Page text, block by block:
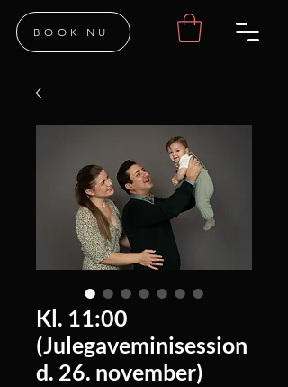
BOOK NU
Kl. 11:00
(Julegaveminisession
d. 26. november)